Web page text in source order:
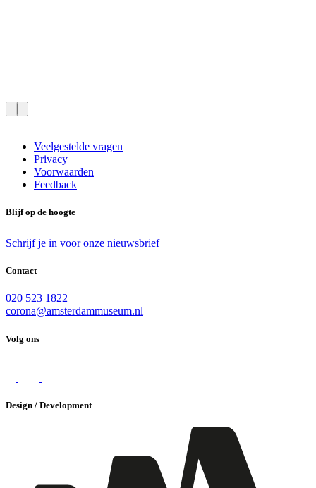
Veelgestelde vragen
Privacy
Voorwaarden
Feedback
Blijf op de hoogte
Schrijf je in voor onze nieuwsbrief
Contact
020 523 1822
corona@amsterdammuseum.nl
Volg ons
Design / Development